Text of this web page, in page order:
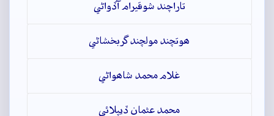
تاراچند شوقيرام آڏواڻي
ھوتچند مولچند گربخشاڻي
غلام محمد شاھواڻي
محمد عثمان ڏيپلائي